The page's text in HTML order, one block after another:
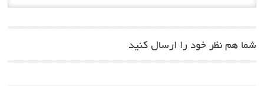
خود را ارسال کنید